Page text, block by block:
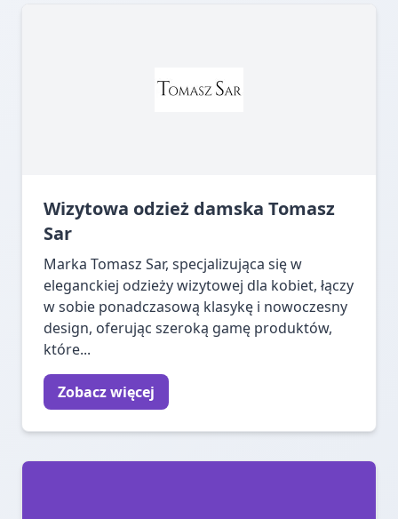
Wizytowa odzież damska Tomasz
Sar
Marka Tomasz Sar, specjalizująca się w
eleganckiej odzieży wizytowej dla kobiet, łączy
w sobie ponadczasową klasykę i nowoczesny
design, oferując szeroką gamę produktów,
które...
Zobacz więcej